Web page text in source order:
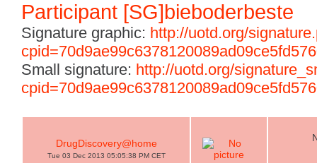
Participant [SG]bieboderbeste
Signature graphic: http://uotd.org/
Small signature: http://uotd.org/
DrugDiscovery@home
Tue 03 Dec 2013 05:05:38 PM CET